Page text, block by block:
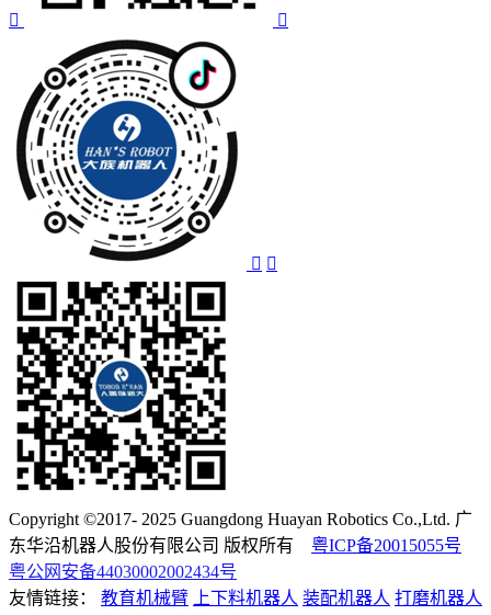
Copyright ©2017- 2025 Guangdong Huayan Robotics Co.,Ltd. 广
东华沿机器人股份有限公司 版权所有 粤ICP备20015055号
粤公网安备44030002002434号
友情链接：
教育机械臂 上下料机器人 装配机器人 打磨机器人